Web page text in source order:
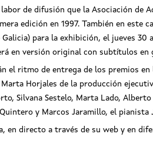
de difusión que la Asociación de
edición en 1997. También en este
para la exhibición, el jueves
en versión original con subtítulos en
el ritmo de entrega de los premios
Horjales de la producción
Silvana Sestelo, Marta Lado,
y Marcos Jaramillo, el
en directo a través de su web y en